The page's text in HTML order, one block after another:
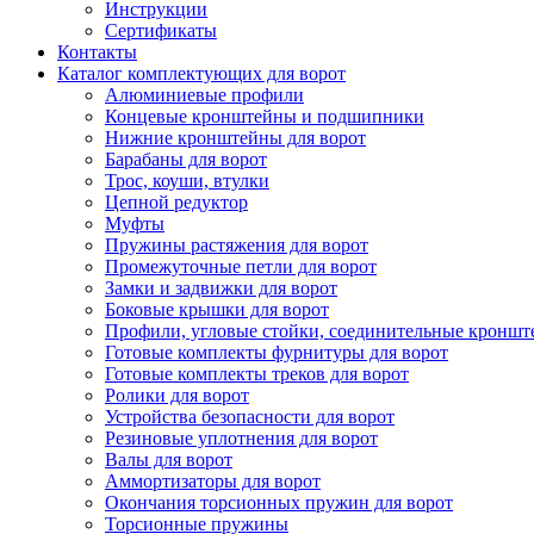
Инструкции
Сертификаты
Контакты
Каталог комплектующих для ворот
Алюминиевые профили
Концевые кронштейны и подшипники
Нижние кронштейны для ворот
Барабаны для ворот
Трос, коуши, втулки
Цепной редуктор
Муфты
Пружины растяжения для ворот
Промежуточные петли для ворот
Замки и задвижки для ворот
Боковые крышки для ворот
Профили, угловые стойки, соединительные
Готовые комплекты фурнитуры для ворот
Готовые комплекты треков для ворот
Ролики для ворот
Устройства безопасности для ворот
Резиновые уплотнения для ворот
Валы для ворот
Аммортизаторы для ворот
Окончания торсионных пружин для ворот
Торсионные пружины